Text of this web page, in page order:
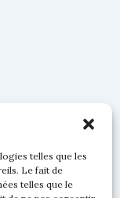
telles que les
Le fait de
telles que le